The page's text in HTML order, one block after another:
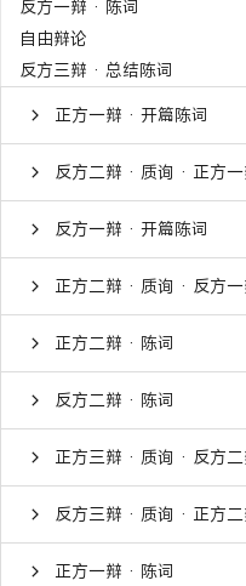
反方一辩 · 陈词
自由辩论
反方三辩 · 总结陈词
正方一辩 · 开篇陈词
反方二辩 · 质询 · 正方
反方一辩 · 开篇陈词
正方二辩 · 质询 · 反方
正方二辩 · 陈词
反方二辩 · 陈词
正方三辩 · 质询 · 反方
反方三辩 · 质询 · 正方
正方一辩 · 陈词